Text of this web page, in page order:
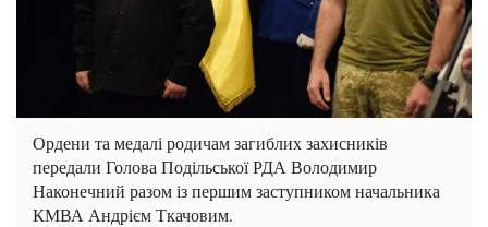
Ордени та медалі родичам загиблих захисників
передали Голова Подільської РДА Володимир
Наконечний разом із першим заступником начальника
КМВА Андрієм Ткачовим.